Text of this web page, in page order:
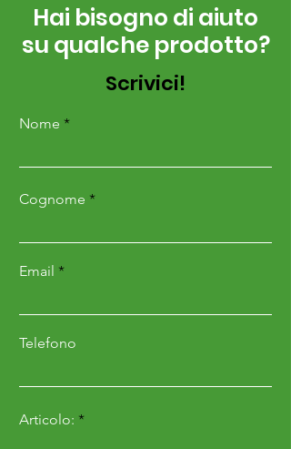
Hai bisogno di aiuto
su qualche prodotto?
Scrivici!
Nome
Cognome
Email
Telefono
Articolo: